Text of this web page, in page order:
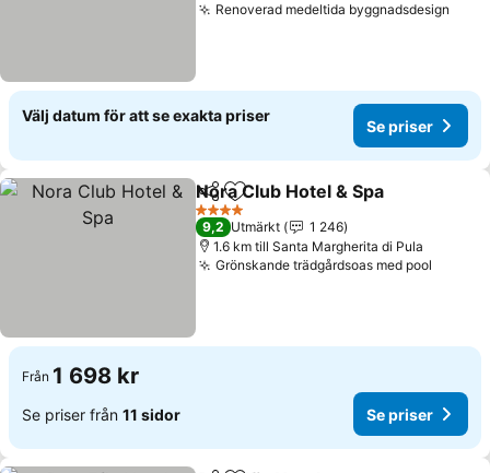
Renoverad medeltida byggnadsdesign
Välj datum för att se exakta priser
Se priser
Dela Lägg till i Mina Favoriter
Nora Club Hotel & Spa
4 Stjärnor
9,2 Utmärkt
1 246
1.6 km till Santa Margherita di Pula
Grönskande trädgårdsoas med pool
Från 1 698 kr
Se priser från 11 sidor Se priser